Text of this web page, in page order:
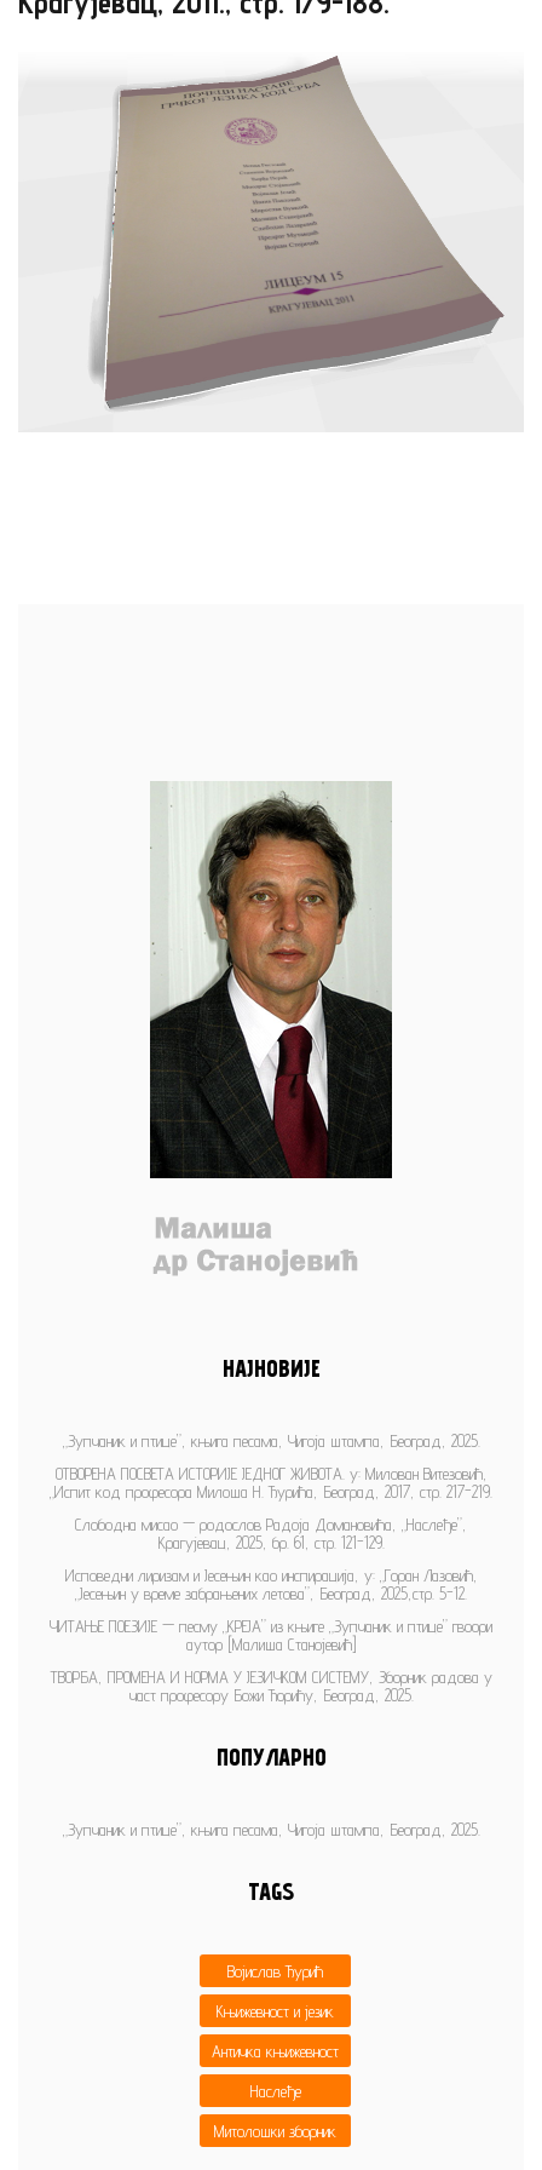
НАЈНОВИЈЕ
„Зупчаник и птице”, књига песама, Чигоја штампа, Београд, 2025.
ОТВОРЕНА ПОСВЕТА ИСТОРИЈЕ ЈЕДНОГ ЖИВОТА. у: Милован Витезовић,
„Испит код професора Милоша Н. Ђурића, Београд, 2017, стр. 217-219.
Слободна мисао — родослов Радоја Домановића, „Наслеђе”,
Крагујевац, 2025, бр. 61, стр. 121-129.
Исповедни лиризам и Јесењин као инспирација, у: „Горан Лазовић,
„Јесењин у време забрањених летова”, Београд, 2025,стр. 5-12.
ЧИТАЊЕ ПОЕЗИЈЕ — песму „КРЕЈА” из књиге „Зупчаник и птице” гвоори
аутор [Малиша Станојевић]
ТВОРБА, ПРОМЕНА И НОРМА У ЈЕЗИЧКОМ СИСТЕМУ, Зборник радова у
част професору Божи Ћорићу, Београд, 2025.
ПОПУЛАРНО
„Зупчаник и птице”, књига песама, Чигоја штампа, Београд, 2025.
TAGS
Војислав Ђурић
Књижевност и језик
Античка књижевност
Наслеђе
Митолошки зборник